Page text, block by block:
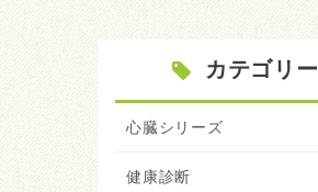
カテゴリー
心臓シリーズ
健康診断